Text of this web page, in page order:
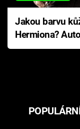
Jakou barvu
Hermiona?
Pottera přišla s